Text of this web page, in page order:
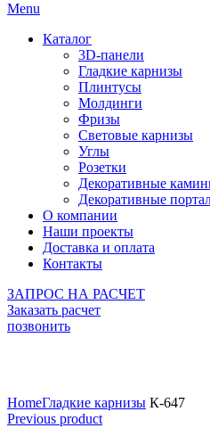
Menu
Каталог
3D-панели
Гладкие карнизы
Плинтусы
Молдинги
Фризы
Световые карнизы
Углы
Розетки
Декоративные
Декоративные
О компании
Наши проекты
Доставка и оплата
Контакты
ЗАПРОС НА РАСЧЕТ
Заказать расчет
позвонить
HomeГладкие карнизы К-647
Previous product